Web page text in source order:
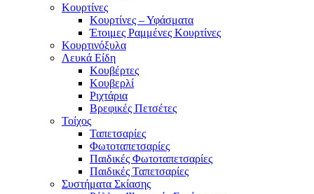
Κουρτίνες
Κουρτίνες – Υφάσματα
Έτοιμες Ραμμένες Κουρτίνες
Κουρτινόξυλα
Λευκά Είδη
Κουβέρτες
Κουβερλί
Ριχτάρια
Βρεφικές Πετσέτες
Τοίχος
Ταπετσαρίες
Φωτοταπετσαρίες
Παιδικές Φωτοταπετσαρίες
Παιδικές Ταπετσαρίες
Συστήματα Σκίασης